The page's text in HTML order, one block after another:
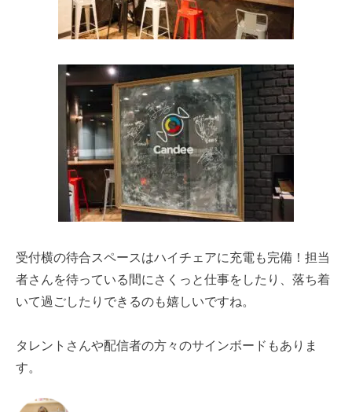
受付横の待合スペースはハイチェアに充電も完備！担当
者さんを待っている間にさくっと仕事をしたり、落ち着
いて過ごしたりできるのも嬉しいですね。
タレントさんや配信者の方々のサインボードもありま
す。